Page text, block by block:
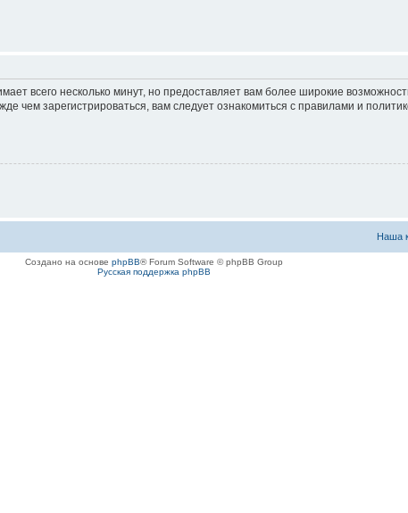
всего несколько минут, но предоставляет вам более широкие
чем зарегистрироваться, вам следует ознакомиться с правилами и
Наша
Создано на основе phpBB® Forum Software © phpBB Group
Русская поддержка phpBB